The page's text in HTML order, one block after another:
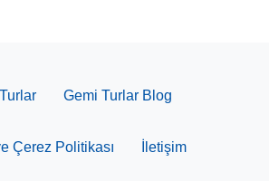
Gemi Turlar Blog
Çerez Politikası İletişim